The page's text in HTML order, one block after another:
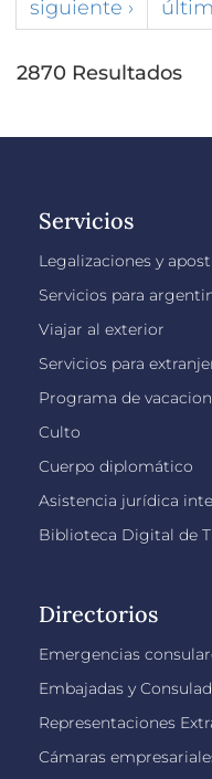
siguiente ›
2870 Resultados
Servicios
Legalizaciones y
Servicios para
Viajar al exterior
Servicios para
Programa de
Culto
Cuerpo diplomático
Asistencia jurídica
Biblioteca Digital de
Directorios
Emergencias
Embajadas y
Representaciones
Cámaras